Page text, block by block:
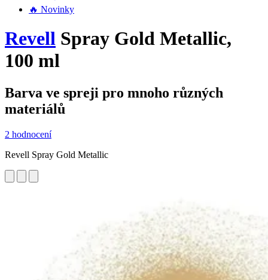
🔥 Novinky
Revell Spray Gold Metallic,
100 ml
Barva ve spreji pro mnoho různých
materiálů
2 hodnocení
Revell Spray Gold Metallic